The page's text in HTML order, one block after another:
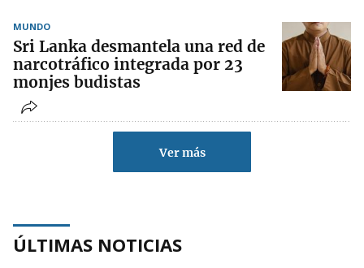
MUNDO
Sri Lanka desmantela una red de
narcotráfico integrada por 23
monjes budistas
Ver más
ÚLTIMAS NOTICIAS